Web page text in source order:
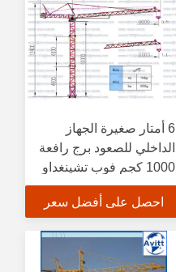
6 أمتار صغيرة الجهاز
الداخلي للصعود برج رافعة
1000 كجم فوب تشينغداو
إلى البرازيل
احصل على أفضل سعر